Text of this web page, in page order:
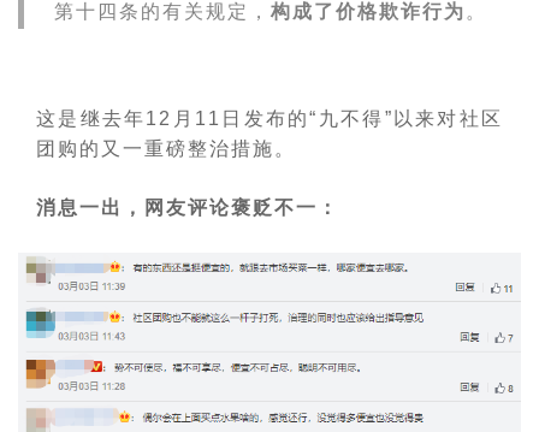
第十四条的有关规定， 构成了价格欺诈行为 。
这是继去年12月11日发布的“九不得”以来对社区
团购的又一重磅整治措施。
消息一出，网友评论褒贬不一：